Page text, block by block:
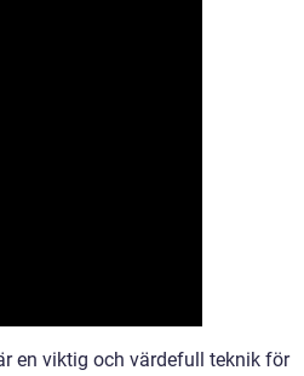
en viktig och värdefull teknik för